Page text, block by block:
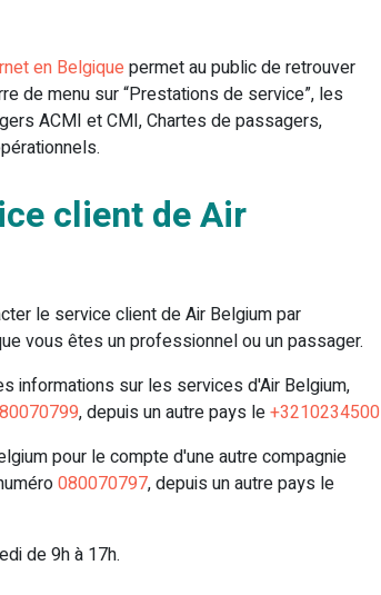
en Belgiquepermet au public de retrouver
de menu sur “Prestations de service”, les
ACMI et CMI, Chartes de passagers,
client de Air
le service client de Air Belgium par
vous êtes un professionnel ou un passager.
informations sur les services d'Air Belgium,
, depuis un autre pays le+3210234500
pour le compte d'une autre compagnie
080070797, depuis un autre pays le
de 9h à 17h.